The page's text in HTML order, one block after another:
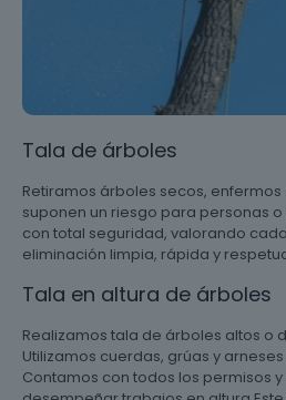
Tala de árboles
Retiramos árboles secos,
suponen un riesgo para personas
con total seguridad, valorando
eliminación limpia, rápida y
Tala en altura de árboles
Realizamos tala de árboles altos o
Utilizamos cuerdas, grúas y
Contamos con todos los permisos